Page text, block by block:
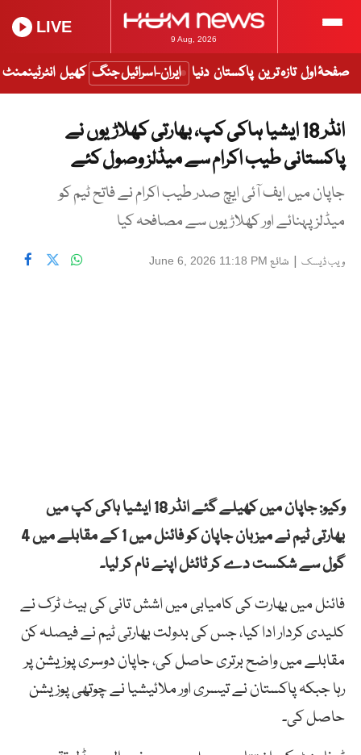
9 Aug, 2026
LIVE
صفحۂ اول تازہ ترین پاکستان دنیا ایران-اسرائیل جنگ کھیل انٹرٹینمنٹ
انڈر 18 ایشیا ہاکی کپ، بھارتی کھلاڑیوں نے
پاکستانی طیب اکرام سے میڈلز وصول کئے
جاپان میں ایف آئی ایچ صدر طیب اکرام نے فاتح ٹیم کو
میڈلز پہنائے اور کھلاڑیوں سے مصافحہ کیا
ویب ڈیسک | شائع June 6, 2026 11:18 PM
وکیو: جاپان میں کھیلے گئے انڈر 18 ایشیا ہاکی کپ میں
بھارتی ٹیم نے میزبان جاپان کو فائنل میں 1 کے مقابلے میں 4
گول سے شکست دے کر ٹائٹل اپنے نام کر لیا۔
فائنل میں بھارت کی کامیابی میں اشش تانی کی ہیٹ ٹرک نے
کلیدی کردار ادا کیا، جس کی بدولت بھارتی ٹیم نے فیصلہ کن
مقابلے میں واضح برتری حاصل کی، جاپان دوسری پوزیشن پر
رہا جبکہ پاکستان نے تیسری اور ملائیشیا نے چوتھی پوزیشن
حاصل کی۔